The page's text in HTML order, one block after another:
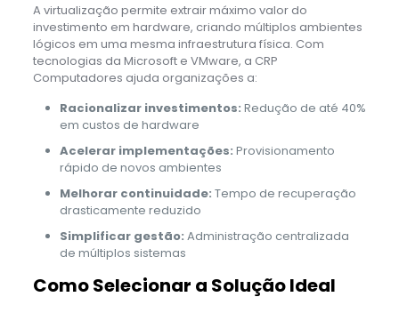
A virtualização permite extrair máximo valor do
investimento em hardware, criando múltiplos ambientes
lógicos em uma mesma infraestrutura física. Com
tecnologias da Microsoft e VMware, a CRP
Computadores ajuda organizações a:
Racionalizar investimentos: Redução de até 40%
em custos de hardware
Acelerar implementações: Provisionamento
rápido de novos ambientes
Melhorar continuidade: Tempo de recuperação
drasticamente reduzido
Simplificar gestão: Administração centralizada
de múltiplos sistemas
Como Selecionar a Solução Ideal